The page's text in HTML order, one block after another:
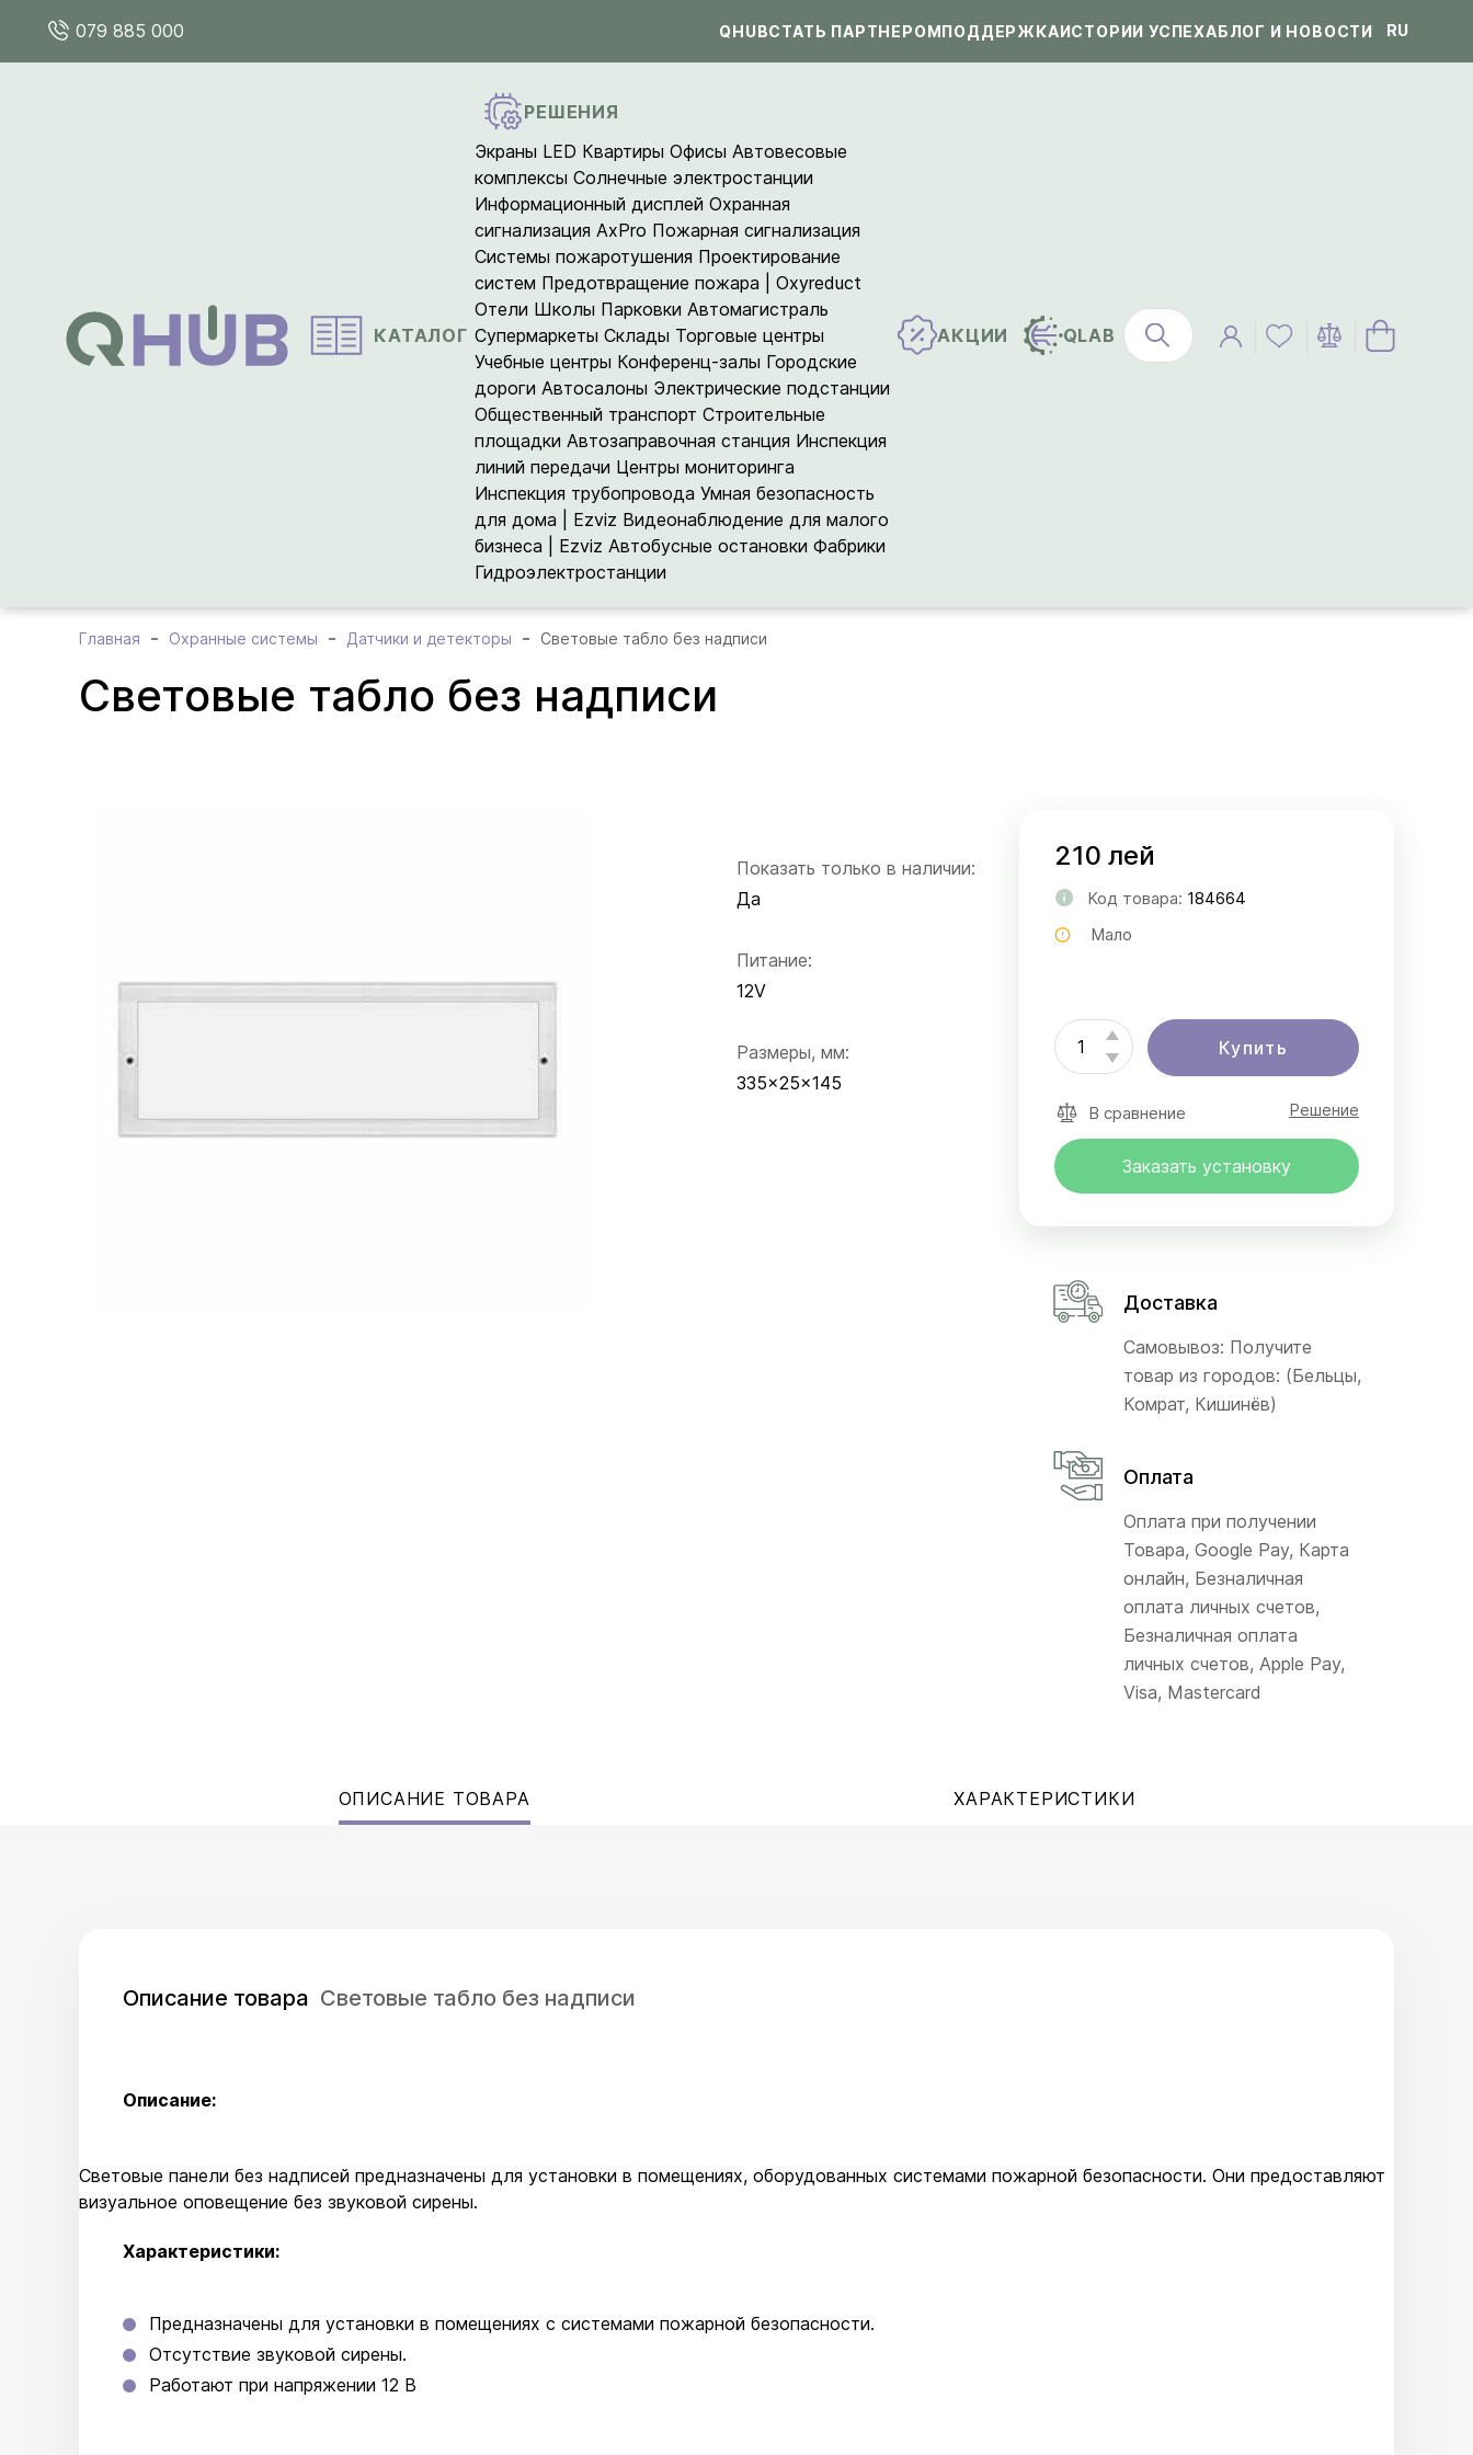
079 885 000 QHUBСТАТЬ ПАРТНЕРОМПОДДЕРЖКАИСТОРИИ УСПЕХАБЛОГ И НОВОСТИ RU
КАТАЛОГ
РЕШЕНИЯ
Экраны LED Квартиры Офисы Автовесовые
комплексыСолнечные электростанции
Информационный дисплей Охранная
сигнализация AxPro Пожарная сигнализация
Системы пожаротушения Проектирование
систем Предотвращение пожара | Oxyreduct
Отели Школы Парковки Автомагистраль
Супермаркеты Склады Торговые центры
Учебные центры Конференц-залы Городские
дороги Автосалоны Электрические подстанции
Общественный транспорт Строительные
площадки Автозаправочная станция Инспекция
линий передачи Центры мониторинга
Инспекция трубопровода Умная безопасность
для дома | Ezviz Видеонаблюдение для малого
бизнеса | Ezviz Автобусные остановки Фабрики
Гидроэлектростанции
АКЦИИ QLAB
Главная Охранные системы Датчики и детекторы Световые табло без надписи
Световые табло без надписи
Показать только в наличии:
Да
Питание:
12V
Размеры, мм:
335x25x145
210 лей
Код товара: 184664
Мало
Купить
В сравнение Решение
Заказать установку
Доставка
Самовывоз: Получите
товар из городов: (Бельцы,
Комрат, Кишинёв)
Оплата
Оплата при получении
Товара, Google Pay, Карта
онлайн, Безналичная
оплата личных счетов,
Безналичная оплата
личных счетов, Apple Pay,
Visa, Mastercard
ОПИСАНИЕ ТОВАРА ХАРАКТЕРИСТИКИ
Описание товара Световые табло без надписи
Описание:
Световые панели без надписей предназначены для установки в помещениях, оборудованных системами пожарной безопасности. Они предоставляют
визуальное оповещение без звуковой сирены.
Характеристики:
Предназначены для установки в помещениях с системами пожарной безопасности.
Отсутствие звуковой сирены.
Работают при напряжении 12 В